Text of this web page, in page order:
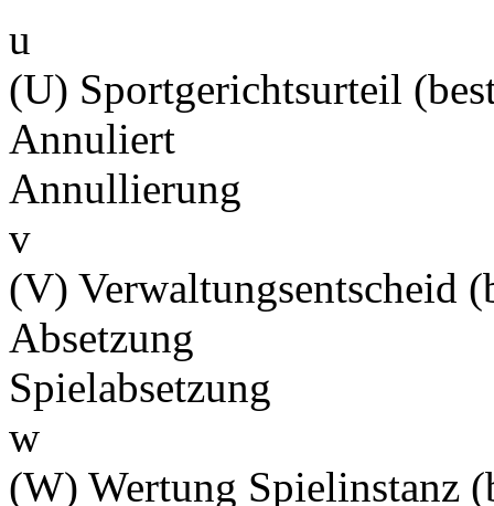
u
(U) Sportgerichtsurteil
Annuliert
Annullierung
v
(V) Verwaltungsentscheid
Absetzung
Spielabsetzung
w
(W) Wertung Spielinstanz